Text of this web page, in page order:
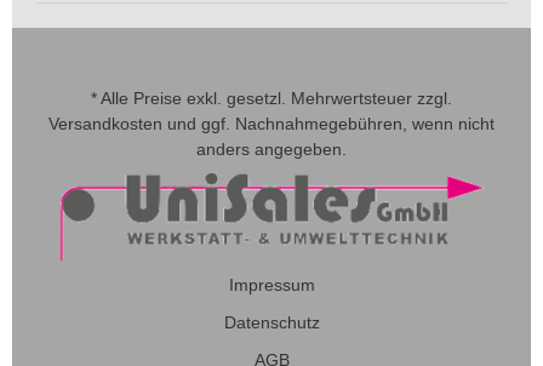
Impressum
Datenschutz
AGB
* Alle Preise exkl. gesetzl. Mehrwertsteuer zzgl.
Versandkosten und ggf. Nachnahmegebühren, wenn nicht
anders angegeben.